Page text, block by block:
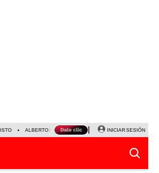
ALBERTO BENAVIDES NALDY SALDAÑA
INICIAR SESIÓN